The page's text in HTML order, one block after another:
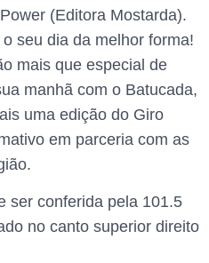
(Editora Mostarda).
seu dia da melhor forma!
mais que especial de
manhã com o Batucada,
uma edição do Giro
em parceria com as
ser conferida pela 101.5
no canto superior direito